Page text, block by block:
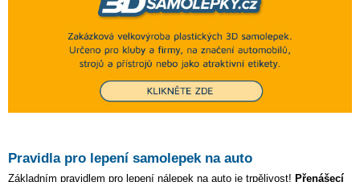
Pravidla pro lepení samolepek na auto
Základním pravidlem pro lepení nálepek na auto je trpělivost! Přenášecí